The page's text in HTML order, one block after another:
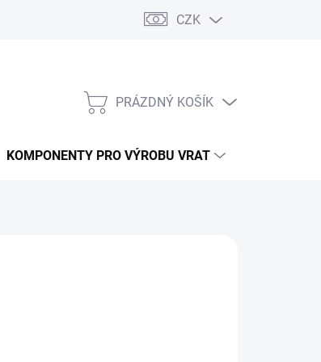
bran Pohony posuvných bran Pohony garážových
CZK
NÁKUPNÍ
PRÁZDNÝ KOŠÍK
KOMPONENTY PRO VÝROBU VRAT